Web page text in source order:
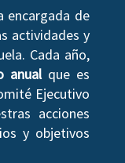
encargada de
actividades y
Cada año,
anualque es
Ejecutivo
acciones
y objetivos